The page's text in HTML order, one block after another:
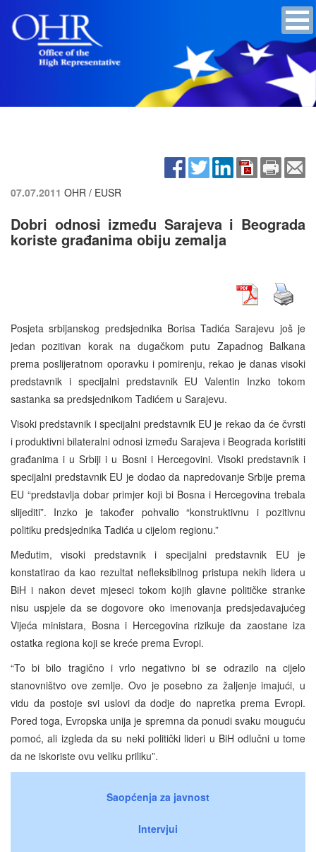
07.07.2011 OHR / EUSR
Dobri odnosi između Sarajeva i Beograda
koriste građanima obiju zemalja
Posjeta srbijanskog predsjednika Borisa Tadića Sarajevu još je
jedan pozitivan korak na dugačkom putu Zapadnog Balkana
prema poslijeratnom oporavku i pomirenju, rekao je danas visoki
predstavnik i specijalni predstavnik EU Valentin Inzko tokom
sastanka sa predsjednikom Tadićem u Sarajevu.
Visoki predstavnik i specijalni predstavnik EU je rekao da će čvrsti
i produktivni bilateralni odnosi između Sarajeva i Beograda koristiti
građanima i u Srbiji i u Bosni i Hercegovini. Visoki predstavnik i
specijalni predstavnik EU je dodao da napredovanje Srbije prema
EU “predstavlja dobar primjer koji bi Bosna i Hercegovina trebala
slijediti”. Inzko je također pohvalio “konstruktivnu i pozitivnu
politiku predsjednika Tadića u cijelom regionu.”
Međutim, visoki predstavnik i specijalni predstavnik EU je
konstatirao da kao rezultat nefleksibilnog pristupa nekih lidera u
BiH i nakon devet mjeseci tokom kojih glavne političke stranke
nisu uspjele da se dogovore oko imenovanja predsjedavajućeg
Vijeća ministara, Bosna i Hercegovina rizikuje da zaostane iza
ostatka regiona koji se kreće prema Evropi.
“To bi bilo tragično i vrlo negativno bi se odrazilo na cijelo
stanovništvo ove zemlje. Ovo je posebno za žaljenje imajući, u
vidu da postoje svi uslovi da dodje do napretka prema Evropi.
Pored toga, Evropska unija je spremna da ponudi svaku mouguću
pomoć, ali izgleda da su neki politički lideri u BiH odlučni u tome
da ne iskoriste ovu veliku priliku”.
Saopćenja za javnost
Intervjui